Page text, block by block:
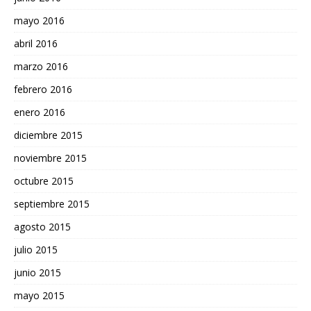
mayo 2016
abril 2016
marzo 2016
febrero 2016
enero 2016
diciembre 2015
noviembre 2015
octubre 2015
septiembre 2015
agosto 2015
julio 2015
junio 2015
mayo 2015